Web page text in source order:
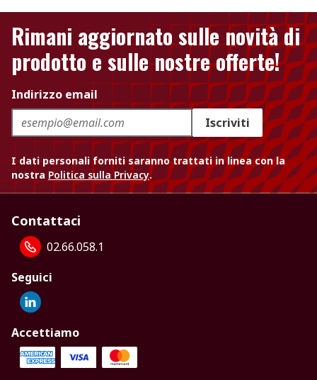
Rimani aggiornato sulle novità di
prodotto e sulle nostre offerte!
Indirizzo email
Iscriviti
I dati personali forniti saranno trattati in linea con la
nostra Politica sulla Privacy.
Contattaci
02.66.058.1
Seguici
Accettiamo